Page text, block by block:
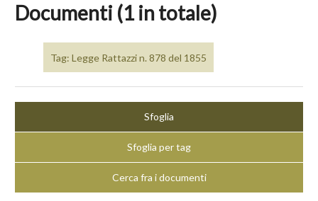
Documenti (1 in totale)
Tag: Legge Rattazzi n. 878 del 1855
Sfoglia
Sfoglia per tag
Cerca fra i documenti